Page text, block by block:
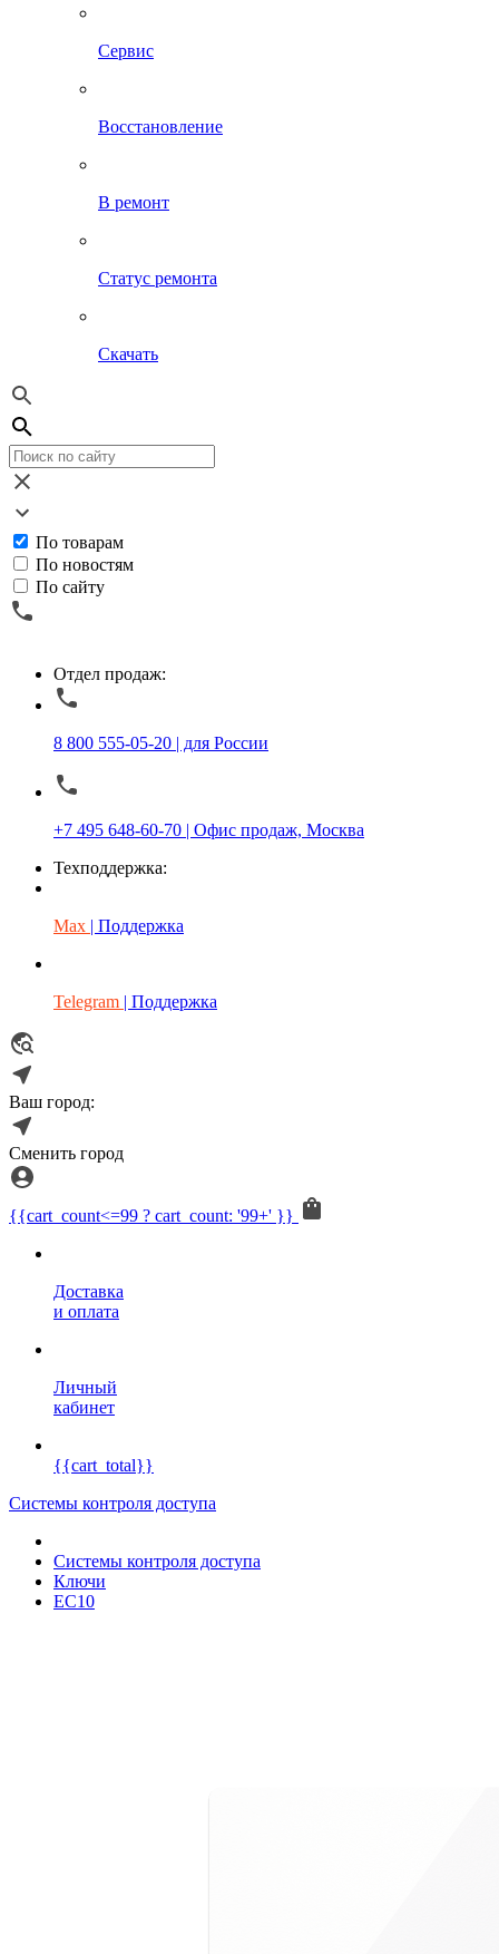
Сервис
Восстановление
В ремонт
Статус ремонта
Скачать
По товарам
По новостям
По сайту
Отдел продаж:
8 800 555-05-20 | для России
+7 495 648-60-70 | Офис продаж, Москва
Техподдержка:
Max | Поддержка
Telegram | Поддержка
Ваш город:
Сменить город
{{cart_count<=99 ? cart_count: '99+' }}
Доставка
и оплата
Личный
кабинет
{{cart_total}}
Системы контроля доступа
Системы контроля доступа
Ключи
EC10